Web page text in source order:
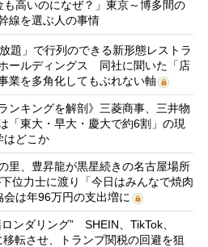
も高いのになぜ？」東京～博多間の
線を選ぶ人の事情
題」で行列のできる新形態レストラ
ールディングス 同社に聞いた「店
業を多角化してもぶれない軸
ンキングを解剖》三菱商事、三井物
「東大・早大・慶大で約6割」の現
どこか
里、豊昇龍が黒星続きの名古屋場所
位力士に渡り「今日はみんなで焼肉
は年96万円の支出増に
ンダリング” SHEIN、TikTok、
転させ、トランプ関税の回避を狙